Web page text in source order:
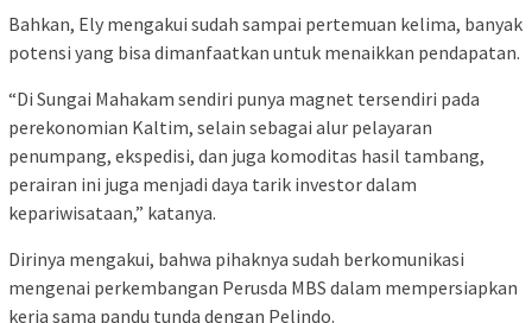
Bahkan, Ely mengakui sudah sampai pertemuan kelima, banyak
potensi yang bisa dimanfaatkan untuk menaikkan pendapatan.
“Di Sungai Mahakam sendiri punya magnet tersendiri pada
perekonomian Kaltim, selain sebagai alur pelayaran
penumpang, ekspedisi, dan juga komoditas hasil tambang,
perairan ini juga menjadi daya tarik investor dalam
kepariwisataan,” katanya.
Dirinya mengakui, bahwa pihaknya sudah berkomunikasi
mengenai perkembangan Perusda MBS dalam mempersiapkan
kerja sama pandu tunda dengan Pelindo.